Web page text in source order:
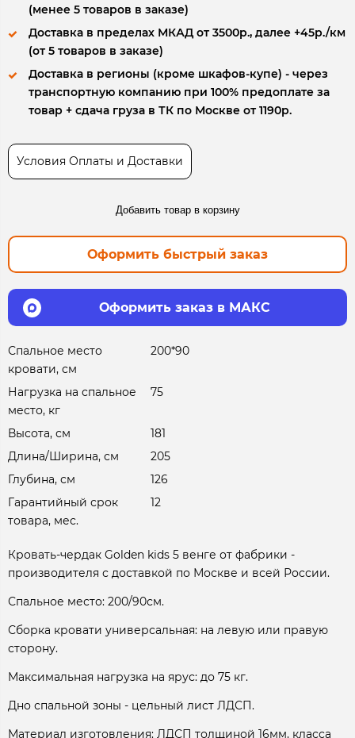
(менее 5 товаров в заказе)
Доставка в пределах МКАД от 3500р., далее +45р./км
(от 5 товаров в заказе)
Доставка в регионы (кроме шкафов-купе) - через
транспортную компанию при 100% предоплате за
товар + сдача груза в ТК по Москве от 1190р.
Условия Оплаты и Доставки
Добавить товар в корзину
Оформить быстрый заказ
Оформить заказ в МАКС
Спальное место
кровати, см
200*90
Нагрузка на спальное
место, кг
75
Высота, см
181
Длина/Ширина, см
205
Глубина, см
126
Гарантийный срок
товара, мес.
12
Кровать-чердак Golden kids 5 венге от фабрики -
производителя с доставкой по Москве и всей России.
Спальное место: 200/90см.
Сборка кровати универсальная: на левую или правую
сторону.
Максимальная нагрузка на ярус: до 75 кг.
Дно спальной зоны - цельный лист ЛДСП.
Материал изготовления: ЛДСП толщиной 16мм, класса